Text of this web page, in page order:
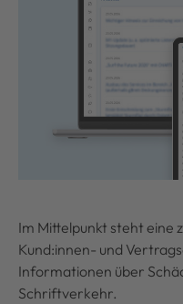
Im Mittelpunkt steht eine
Kund:innen- und
Informationen über
Schriftverkehr.